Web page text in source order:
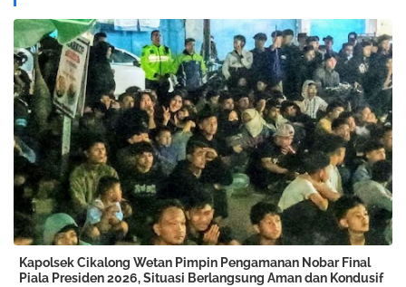
Kapolsek Cikalong Wetan Pimpin Pengamanan Nobar Final
Piala Presiden 2026, Situasi Berlangsung Aman dan Kondusif